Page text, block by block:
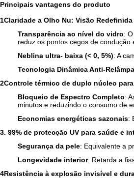
Principais vantagens do produto
1Claridade a Olho Nu: Visão Redefinida
Transparência ao nível do vidro:
reduz os pontos cegos de condução
Neblina ultra- baixa (< 0, 5%): A
Tecnologia Dinâmica Anti-
2Controle térmico de duplo núcleo
Bloqueio de Espectro Completo:
minutos e reduzindo o consumo de
Economias energéticas sazonais:
3. 99% de protecção UV para saúde e
Segurança da pele: Equivalente a
Longevidade interior: Retarda a
4Resistência à explosão invisível e